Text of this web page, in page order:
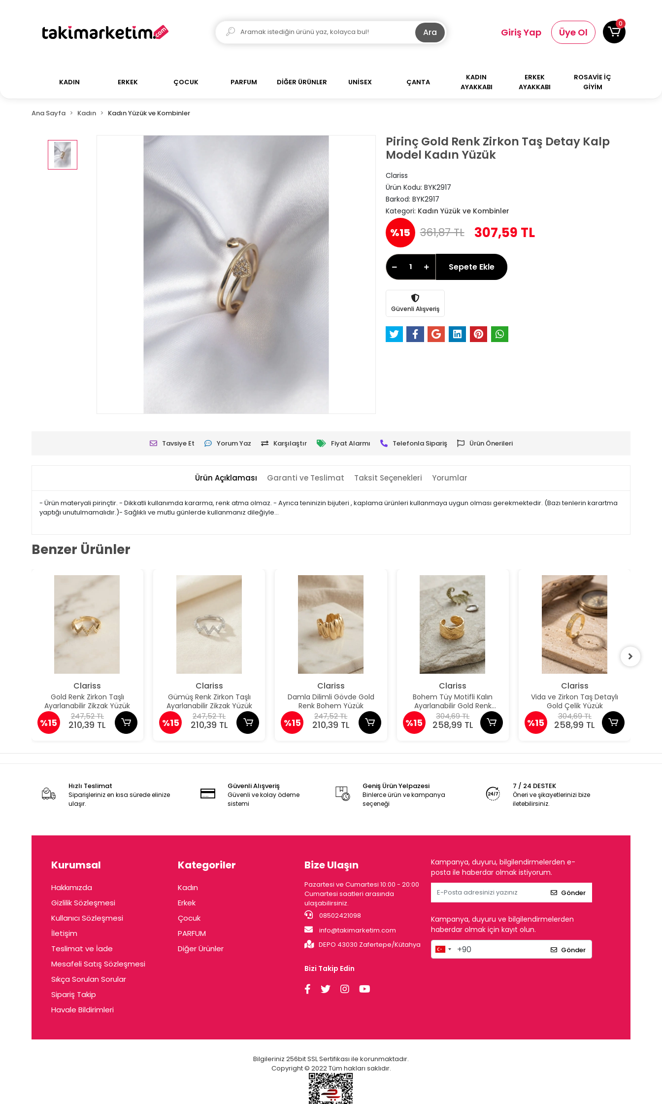
Ara Giriş Yap Üye Ol
0
KADIN ERKEK ÇOCUK PARFUM DİĞER ÜRÜNLER UNİSEX ÇANTA
KADIN
AYAKKABI
ERKEK
AYAKKABI
ROSAVİE İÇ
GİYİM
Ana Sayfa Kadın Kadın Yüzük ve Kombinler
Pirinç Gold Renk Zirkon Taş Detay Kalp
Model Kadın Yüzük
Clariss
Ürün Kodu: BYK2917
Barkod: BYK2917
Kategori: Kadın Yüzük ve Kombinler
%15 361,87 TL 307,59 TL
Sepete Ekle
Güvenli Alışveriş
Tavsiye Et Yorum Yaz Karşılaştır Fiyat Alarmı Telefonla Sipariş Ürün Önerileri
Ürün Açıklaması Garanti ve Teslimat Taksit Seçenekleri Yorumlar
- Ürün materyali pirinçtir. - Dikkatli kullanımda kararma, renk atma olmaz. - Ayrıca teninizin bijuteri , kaplama ürünleri kullanmaya uygun olması gerekmektedir. (Bazı tenlerin karartma
yaptığı unutulmamalıdır.)- Sağlıklı ve mutlu günlerde kullanmanız dileğiyle…
Benzer Ürünler
Clariss
Gold Renk Zirkon Taşlı
Ayarlanabilir Zikzak Yüzük
%15
247,52 TL
210,39 TL
Clariss
Gümüş Renk Zirkon Taşlı
Ayarlanabilir Zikzak Yüzük
%15
247,52 TL
210,39 TL
Clariss
Damla Dilimli Gövde Gold
Renk Bohem Yüzük
%15
247,52 TL
210,39 TL
Clariss
Bohem Tüy Motifli Kalın
Ayarlanabilir Gold Renk
Yüzük
%15
304,69 TL
258,99 TL
Clariss
Vida ve Zirkon Taş Detaylı
Gold Çelik Yüzük
%15
304,69 TL
258,99 TL
Hızlı Teslimat
Siparişleriniz en kısa sürede elinize
ulaşır.
Güvenli Alışveriş
Güvenli ve kolay ödeme
sistemi
Geniş Ürün Yelpazesi
Binlerce ürün ve kampanya
seçeneği
7 / 24 DESTEK
Öneri ve şikayetlerinizi bize
iletebilirsiniz.
Kurumsal
Hakkımızda
Gizlilik Sözleşmesi
Kullanıcı Sözleşmesi
İletişim
Teslimat ve İade
Mesafeli Satış Sözleşmesi
Sıkça Sorulan Sorular
Sipariş Takip
Havale Bildirimleri
Kategoriler
Kadın
Erkek
Çocuk
PARFUM
Diğer Ürünler
Bize Ulaşın
Pazartesi ve Cumartesi 10:00 - 20:00
Cumartesi saatleri arasında
ulaşabilirsiniz.
08502421098
info@takimarketim.com
DEPO 43030 Zafertepe/Kütahya
Bizi Takip Edin
Kampanya, duyuru, bilgilendirmelerden e-
posta ile haberdar olmak istiyorum.
Gönder
Kampanya, duyuru ve bilgilendirmelerden
haberdar olmak için kayıt olun.
Gönder
Bilgileriniz 256bit SSL Sertifikası ile korunmaktadır.
Copyright © 2022 Tüm hakları saklıdır.